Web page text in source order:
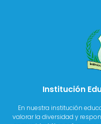
Institución
En nuestra institución
valorar la diversidad y